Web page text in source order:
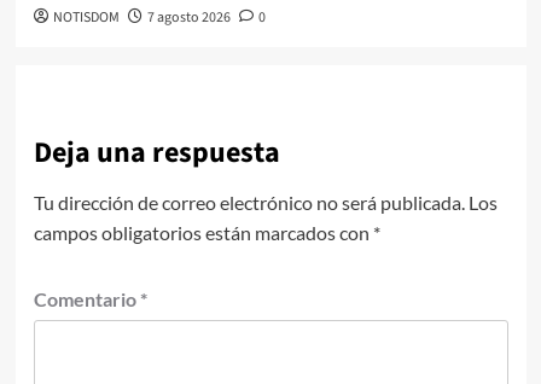
NOTISDOM 7 agosto 2026 0
Deja una respuesta
Tu dirección de correo electrónico no será publicada. Los
campos obligatorios están marcados con *
Comentario *